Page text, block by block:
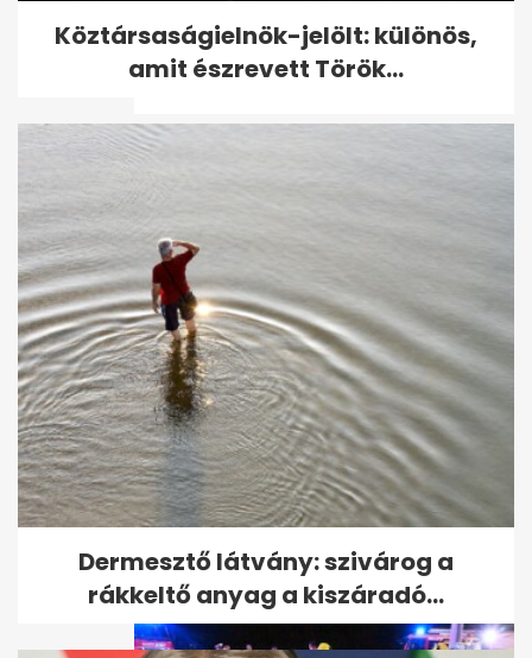
Szabálytalanul előzött, Volán-
buszt döntött árokba 38
utassal
Sürgősen vérre van szüksége
a Jóban Rosszban...
Köztársaságielnök-jelölt: különös,
amit észrevett Török...
Dermesztő látvány: szivárog a
rákkeltő anyag a kiszáradó...